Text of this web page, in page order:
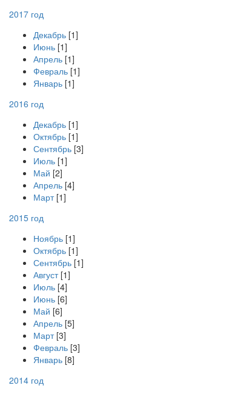
2017 год
Декабрь [1]
Июнь [1]
Апрель [1]
Февраль [1]
Январь [1]
2016 год
Декабрь [1]
Октябрь [1]
Сентябрь [3]
Июль [1]
Май [2]
Апрель [4]
Март[1]
2015 год
Ноябрь [1]
Октябрь [1]
Сентябрь [1]
Август[1]
Июль [4]
Июнь [6]
Май [6]
Апрель [5]
Март[3]
Февраль [3]
Январь [8]
2014 год